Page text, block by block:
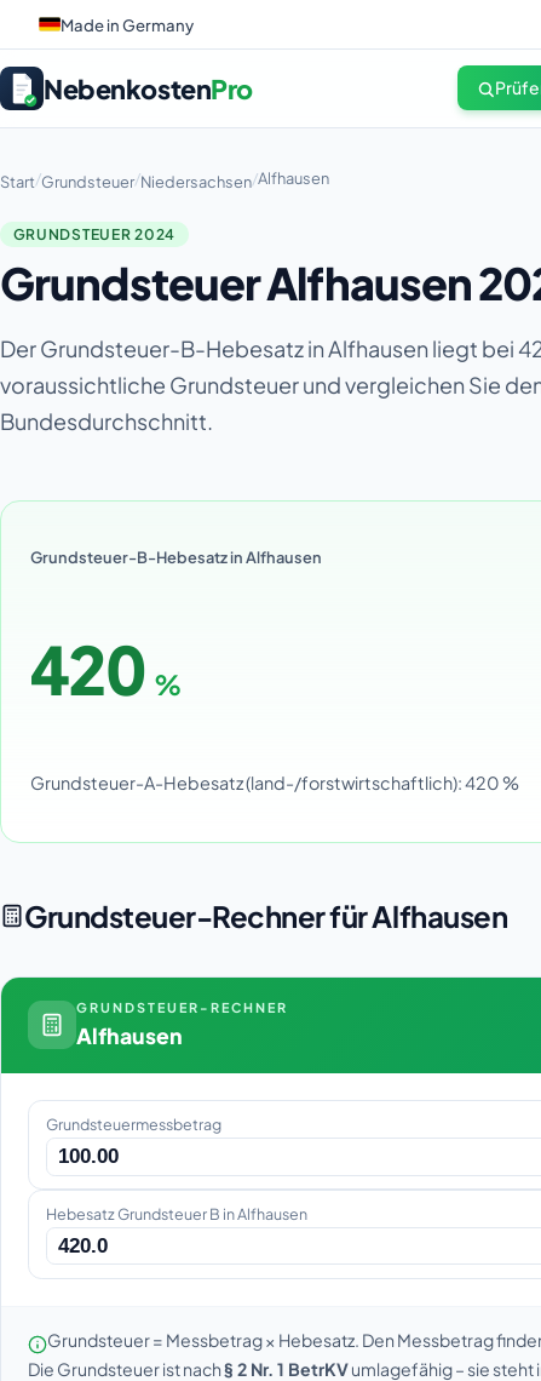
Made in Germany
NebenkostenPro
Start/Grundsteuer/Niedersachsen/Alfhausen
GRUNDSTEUER 2024
Grundsteuer Alfhausen
Der Grundsteuer-B-Hebesatz in Alfhausen liegt bei
voraussichtliche Grundsteuer und vergleichen Sie
Bundesdurchschnitt.
Grundsteuer-B-Hebesatz in Alfhausen
420 %
Grundsteuer-A-Hebesatz (land-/forstwirtschaftlich): 420 %
Grundsteuer-Rechner für Alfhausen
GRUNDSTEUER-RECHNER
Alfhausen
Grundsteuermessbetrag
Hebesatz Grundsteuer B in Alfhausen
Grundsteuer = Messbetrag × Hebesatz. Den Messbetrag
Die Grundsteuer ist nach§ 2 Nr. 1 BetrKVumlagefähig – sie